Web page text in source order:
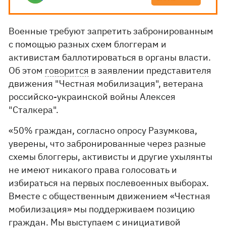
Военные требуют запретить забронированным
с помощью разных схем блоггерам и
активистам баллотироваться в органы власти.
Об этом говорится в заявлении представителя
движения "Честная мобилизация", ветерана
российско-украинской войны Алексея
"Сталкера".
«50% граждан, согласно опросу Разумкова,
уверены, что забронированные через разные
схемы блоггеры, активисты и другие ухылянты
не имеют никакого права голосовать и
избираться на первых послевоенных выборах.
Вместе с общественным движением «Честная
мобилизация» мы поддерживаем позицию
граждан. Мы выступаем с инициативой